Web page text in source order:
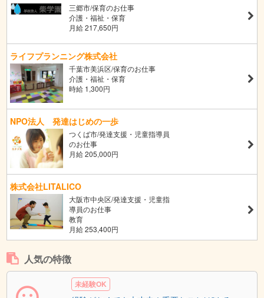
三郷市/保育のお仕事
介護・福祉・保育
月給 217,650円
ライフプランニング株式会社
千葉市美浜区/保育のお仕事
介護・福祉・保育
時給 1,300円
NPO法人 発達はじめの一歩
つくば市/発達支援・児童指導員
のお仕事
月給 205,000円
株式会社LITALICO
大阪市中央区/発達支援・児童指
導員のお仕事
教育
月給 253,400円
人気の特徴
未経験OK